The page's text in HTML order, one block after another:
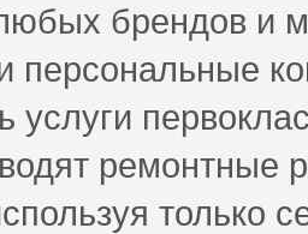
брендов и
персональные
услуги
ремонтные
только